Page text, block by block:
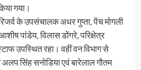
गया।
के उपसंचालक अधर गुप्ता, पेंच मोगली
पांडेय, विलास डोंगरे, परिक्षेत्र
उपस्थित रहा। वहीं वन विभाग से
अलप सिंह सनोडिया एवं बारेलाल गौतम